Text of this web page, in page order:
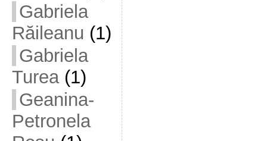
Gabriela
Răileanu (1)
Gabriela
Turea(1)
Geanina-
Petronela